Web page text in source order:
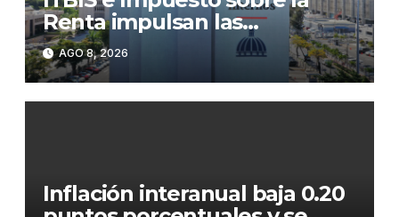
Renta impulsan las
recaudaciones de la DGII;
superan los RD$81,475
millones en julio
AGO 8, 2026
Inflación interanual baja 0.20